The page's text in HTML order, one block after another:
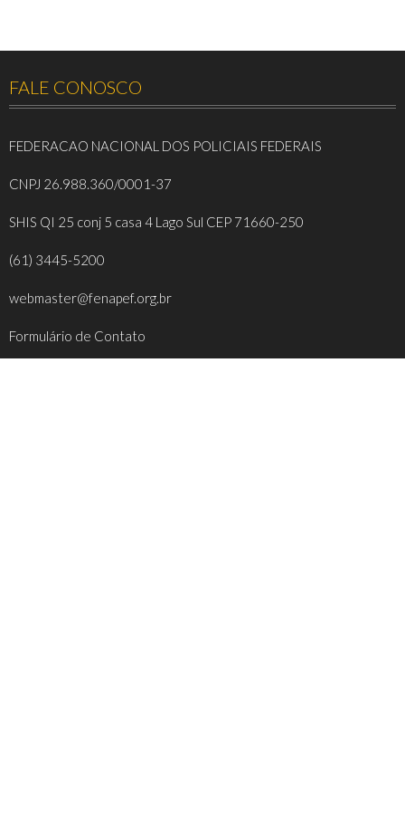
FALE CONOSCO
FEDERACAO NACIONAL DOS POLICIAIS FEDERAIS
CNPJ 26.988.360/0001-37
SHIS QI 25 conj 5 casa 4 Lago Sul CEP 71660-250
(61) 3445-5200
webmaster@fenapef.org.br
Formulário de Contato